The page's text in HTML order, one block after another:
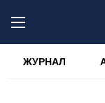
ЖУРНАЛ